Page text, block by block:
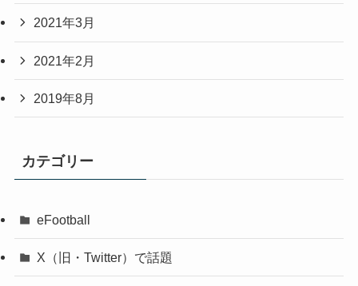
2021年3月
2021年2月
2019年8月
カテゴリー
eFootball
X（旧・Twitter）で話題